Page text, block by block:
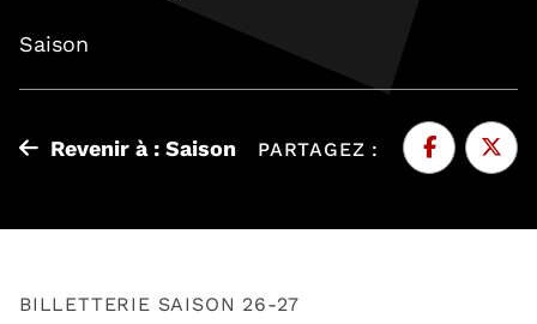
Saison
Revenir à : Saison PARTAGEZ :
BILLETTERIE SAISON 26-27